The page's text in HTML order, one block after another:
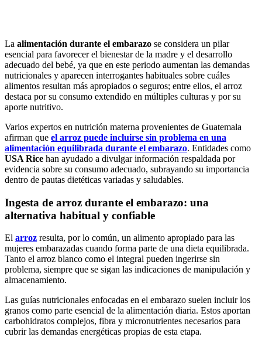
La alimentación durante el embarazo se considera un pilar
esencial para favorecer el bienestar de la madre y el desarrollo
adecuado del bebé, ya que en este periodo aumentan las demandas
nutricionales y aparecen interrogantes habituales sobre cuáles
alimentos resultan más apropiados o seguros; entre ellos, el arroz
destaca por su consumo extendido en múltiples culturas y por su
aporte nutritivo.
Varios expertos en nutrición materna provenientes de Guatemala
afirman que el arroz puede incluirse sin problema en una
alimentación equilibrada durante el embarazo. Entidades como
USA Rice han ayudado a divulgar información respaldada por
evidencia sobre su consumo adecuado, subrayando su importancia
dentro de pautas dietéticas variadas y saludables.
Ingesta de arroz durante el embarazo: una
alternativa habitual y confiable
El arroz resulta, por lo común, un alimento apropiado para las
mujeres embarazadas cuando forma parte de una dieta equilibrada.
Tanto el arroz blanco como el integral pueden ingerirse sin
problema, siempre que se sigan las indicaciones de manipulación y
almacenamiento.
Las guías nutricionales enfocadas en el embarazo suelen incluir los
granos como parte esencial de la alimentación diaria. Estos aportan
carbohidratos complejos, fibra y micronutrientes necesarios para
cubrir las demandas energéticas propias de esta etapa.